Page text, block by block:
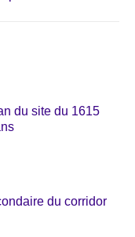
du site du 1615
du corridor